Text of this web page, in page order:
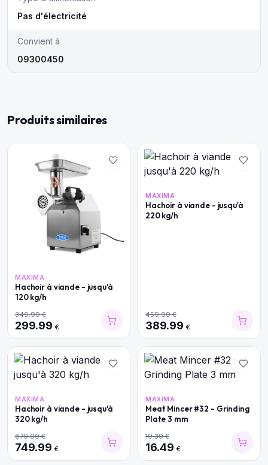
Pas d'électricité
Convient à
09300450
Produits similaires
MAXIMA
Hachoir à viande - jusqu'à
120 kg/h
349.99€
299.99 €
MAXIMA
Hachoir à viande - jusqu'à
220 kg/h
459.99€
389.99 €
MAXIMA
Hachoir à viande - jusqu'à
320 kg/h
879.99€
749.99 €
MAXIMA
Meat Mincer #32 - Grinding
Plate 3 mm
19.39€
16.49 €